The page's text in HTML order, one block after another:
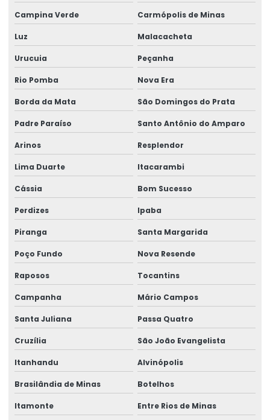
Talha elétrica para ponte rolante
Talha Elétrica Resistente A Corrosão Para Indústria
Talha Fixa Aço Carbono
Talha Fixa Aço Carbono Aplicações Industriais
Talha Fixa Aço Carbono Preço
Talha Fixa Duplaviga Para Indústrias
Talha Fixa Para Cargas Extrema
Talha Fixa Para Indústria Pesada
Talha Fixa Para Projetos De Engenharia Pesada
Talha Motorizada Para Pontes Rolantes Duplaviga
Talha Nova Com Inversor De Frequência
Talha Para Ambientes Com Restrição De Altura
Talha Univiga Com Monitoramento
Talhas elétricas de cabo de aço
Talhas elétricas de cabo de aço swf
Campina Verde Carmópolis de Minas
Luz Malacacheta
Urucuia Peçanha
Rio Pomba Nova Era
Borda da Mata São Domingos do Prata
Padre Paraíso Santo Antônio do Amparo
Arinos Resplendor
Lima Duarte Itacarambi
Cássia Bom Sucesso
Perdizes Ipaba
Piranga Santa Margarida
Poço Fundo Nova Resende
Raposos Tocantins
Campanha Mário Campos
Santa Juliana Passa Quatro
Cruzília São João Evangelista
Itanhandu Alvinópolis
Brasilândia de Minas Botelhos
Itamonte Entre Rios de Minas